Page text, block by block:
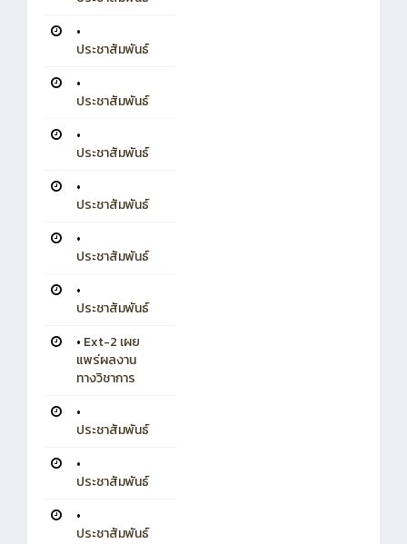
•
ประชาสัมพันธ์
•
ประชาสัมพันธ์
•
ประชาสัมพันธ์
•
ประชาสัมพันธ์
•
ประชาสัมพันธ์
•
ประชาสัมพันธ์
• Ext-2 เผย
แพร่ผลงาน
ทางวิชาการ
•
ประชาสัมพันธ์
•
ประชาสัมพันธ์
•
ประชาสัมพันธ์